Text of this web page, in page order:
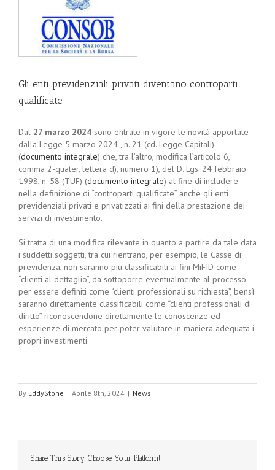
Gli enti previdenziali privati diventano controparti
qualificate
Dal 27 marzo 2024 sono entrate in vigore le novità apportate
dalla Legge 5 marzo 2024 , n. 21 (cd. Legge Capitali)
(documento integrale) che, tra l’altro, modifica l’articolo 6,
comma 2-quater, lettera d), numero 1), del D. Lgs. 24 febbraio
1998, n. 58 (TUF) (documento integrale) al fine di includere
nella definizione di “controparti qualificate” anche gli enti
previdenziali privati e privatizzati ai fini della prestazione dei
servizi di investimento.
Si tratta di una modifica rilevante in quanto a partire da tale data
i suddetti soggetti, tra cui rientrano, per esempio, le Casse di
previdenza, non saranno più classificabili ai fini MiFID come
“clienti al dettaglio”, da sottoporre eventualmente al processo
per essere definiti come “clienti professionali su richiesta”, bensì
saranno direttamente classificabili come “clienti professionali di
diritto” riconoscendone direttamente le conoscenze ed
esperienze di mercato per poter valutare in maniera adeguata i
propri investimenti.
By EddyStone | Aprile 8th, 2024 | News |
Share This Story, Choose Your Platform!